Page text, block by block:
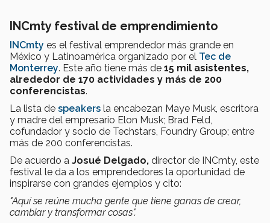
INCmty festival de emprendimiento
INCmty es el festival emprendedor más grande en
México y Latinoamérica organizado por el Tec de
Monterrey. Este año tiene más de 15 mil asistentes,
alrededor de 170 actividades y más de 200
conferencistas.
La lista de speakers la encabezan Maye Musk, escritora
y madre del empresario Elon Musk; Brad Feld,
cofundador y socio de Techstars, Foundry Group; entre
más de 200 conferencistas.
De acuerdo a Josué Delgado, director de INCmty, este
festival le da a los emprendedores la oportunidad de
inspirarse con grandes ejemplos y cito:
"Aquí se reúne mucha gente que tiene ganas de crear,
cambiar y transformar cosas".